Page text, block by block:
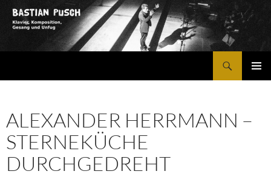
Zum
Inhalt
ALEXANDER HERRMANN –
STERNEKÜCHE
DURCHGEDREHT